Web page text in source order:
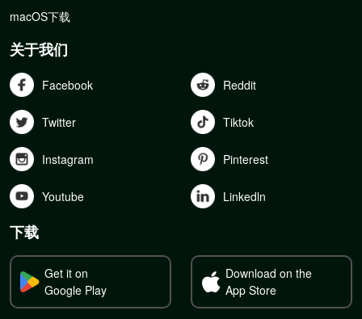
macOS下载
关于我们
Facebook Reddit
Twitter Tiktok
Instagram Pinterest
Youtube Linkedln
下载
Get it on
Google Play
Download on the
App Store